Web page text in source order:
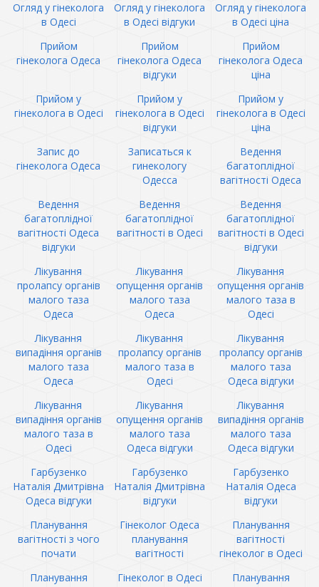
Огляд у гінеколога
в Одесі
Огляд у гінеколога
в Одесі відгуки
Огляд у гінеколога
в Одесі ціна
Прийом
гінеколога Одеса
Прийом
гінеколога Одеса
відгуки
Прийом
гінеколога Одеса
ціна
Прийом у
гінеколога в Одесі
Прийом у
гінеколога в Одесі
відгуки
Прийом у
гінеколога в Одесі
ціна
Запис до
гінеколога Одеса
Записаться к
гинекологу
Одесса
Ведення
багатоплідної
вагітності Одеса
Ведення
багатоплідної
вагітності Одеса
відгуки
Ведення
багатоплідної
вагітності в Одесі
Ведення
багатоплідної
вагітності в Одесі
відгуки
Лікування
пролапсу органів
малого таза
Одеса
Лікування
опущення органів
малого таза
Одеса
Лікування
опущення органів
малого таза в
Одесі
Лікування
випадіння органів
малого таза
Одеса
Лікування
пролапсу органів
малого таза в
Одесі
Лікування
пролапсу органів
малого таза
Одеса відгуки
Лікування
випадіння органів
малого таза в
Одесі
Лікування
опущення органів
малого таза
Одеса відгуки
Лікування
випадіння органів
малого таза
Одеса відгуки
Гарбузенко
Наталія Дмитрівна
Одеса відгуки
Гарбузенко
Наталія Дмитрівна
відгуки
Гарбузенко
Наталія Одеса
відгуки
Планування
вагітності з чого
почати
Гінеколог Одеса
планування
вагітності
Планування
вагітності
гінеколог в Одесі
Планування
Гінеколог в Одесі
Планування